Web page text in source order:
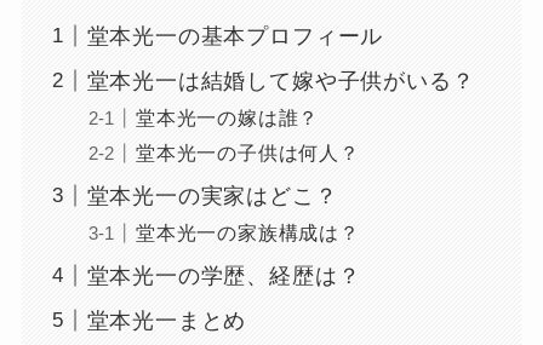
堂本光一の基本プロフィール
堂本光一は結婚して嫁や子供がいる？
堂本光一の嫁は誰？
堂本光一の子供は何人？
堂本光一の実家はどこ？
堂本光一の家族構成は？
堂本光一の学歴、経歴は？
堂本光一まとめ